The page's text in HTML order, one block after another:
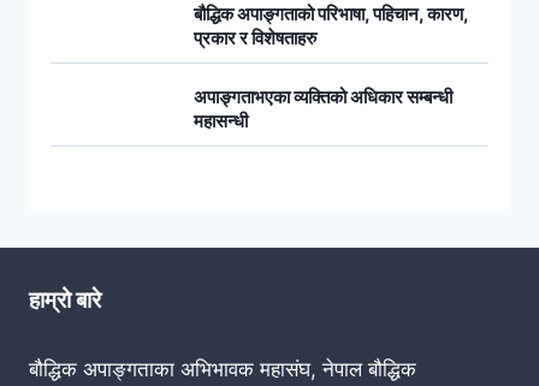
बौद्धिक अपाङ्गताको परिभाषा, पहिचान, कारण,
प्रकार र विशेषताहरु
अपाङ्गताभएका व्यक्तिको अधिकार सम्बन्धी
महासन्धी
हाम्रो बारे
बौद्धिक अपाङ्गताका अभिभावक महासंघ, नेपाल बौद्धिक